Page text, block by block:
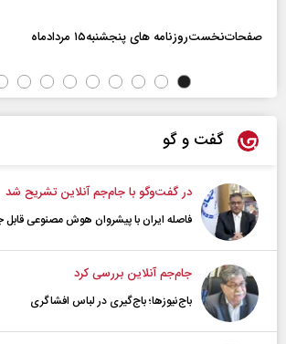
صفحات‌نخست‌روزنامه ها‌ی پنجشنبه‌۱۵ مردادماه
گفت و گو
در گفت‌و‌گو با جام‌جم آنلاین تشریح شد
فاصله ایران با پیشرو‌ان هوش مصنوعی
جام‌جم آنلاین بررسی کرد
باج‌نیوزها؛ باج‌گیری در لباس افشاگری